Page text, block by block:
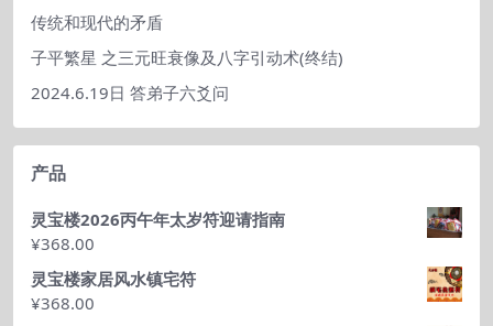
传统和现代的矛盾
子平繁星 之三元旺衰像及八字引动术(终结)
2024.6.19日 答弟子六爻问
产品
灵宝楼2026丙午年太岁符迎请指南
¥368.00
灵宝楼家居风水镇宅符
¥368.00